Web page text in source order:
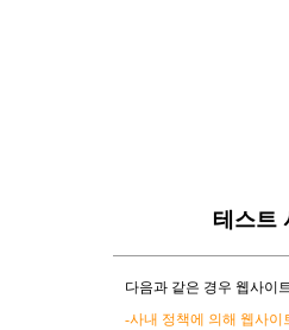
테스트
다음과 같은 경우 웹사이
-사내 정책에 의해 웹사이